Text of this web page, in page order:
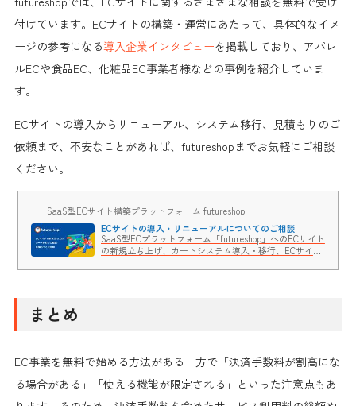
付けています。ECサイトの構築・運営にあたって、具体的なイメ
ージの参考になる導入企業インタビューを掲載しており、アパレ
ルECや食品EC、化粧品EC事業者様などの事例を紹介していま
す。
ECサイトの導入からリニューアル、システム移行、見積もりのご
依頼まで、不安なことがあれば、futureshopまでお気軽にご相談
ください。
SaaS型ECサイト構築プラットフォーム futureshop
ECサイトの導入・リニューアルについてのご相談
SaaS型ECプラットフォーム「futureshop」へのECサイト
の新規立ち上げ、カートシステム導入・移行、ECサイト
い合わせください。
まとめ
EC事業を無料で始める方法がある一方で「決済手数料が割高にな
る場合がある」「使える機能が限定される」といった注意点もあ